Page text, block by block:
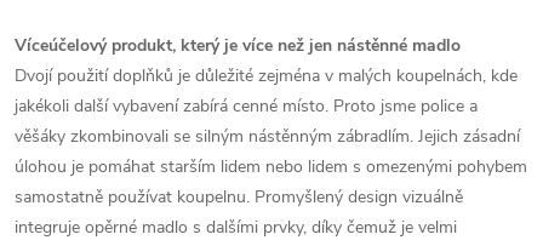
Víceúčelový produkt, který je více než jen nástěnné madlo
Dvojí použití doplňků je důležité zejména v malých koupelnách, kde
jakékoli další vybavení zabírá cenné místo. Proto jsme police a
věšáky zkombinovali se silným nástěnným zábradlím. Jejich zásadní
úlohou je pomáhat starším lidem nebo lidem s omezenými pohybem
samostatně používat koupelnu. Promyšlený design vizuálně
integruje opěrné madlo s dalšími prvky, díky čemuž je velmi